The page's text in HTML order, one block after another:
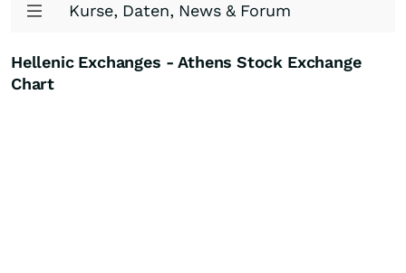
Kurse, Daten, News & Forum
Hellenic Exchanges - Athens Stock Exchange
Chart